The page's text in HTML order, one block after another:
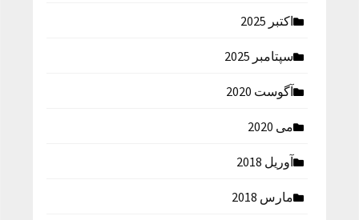
اکتبر 2025
سپتامبر 2025
آگوست 2020
می 2020
آوریل 2018
مارس 2018